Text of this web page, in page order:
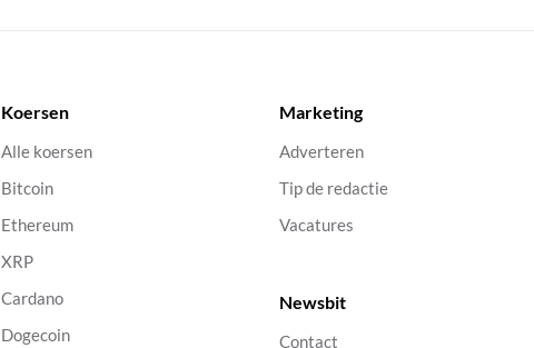
Koersen
Alle koersen
Bitcoin
Ethereum
XRP
Cardano
Dogecoin
Marketing
Adverteren
Tip de redactie
Vacatures
Newsbit
Contact